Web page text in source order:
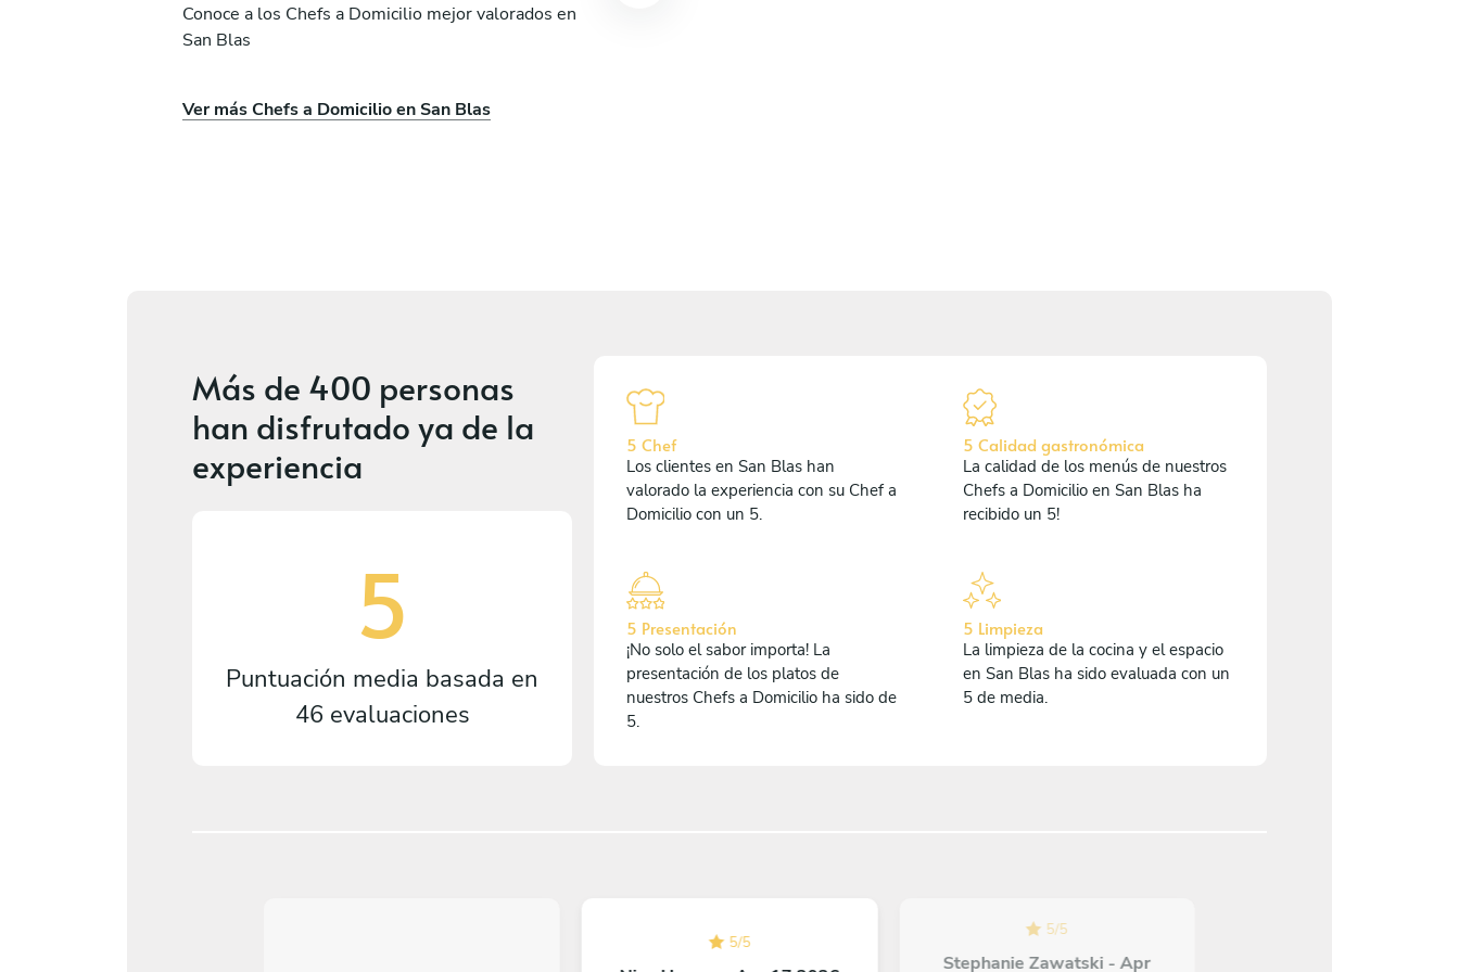
Conoce a los Chefs a Domicilio mejor valorados en
San Blas
Ver más Chefs a Domicilio en San Blas
Sayulita
Más de 400 personas
han disfrutado ya de la
experiencia
5
Puntuación media basada en
46 evaluaciones
5 Chef
Los clientes en San Blas han
valorado la experiencia con su Chef a
Domicilio con un 5.
5 Calidad gastronómica
La calidad de los menús de nuestros
Chefs a Domicilio en San Blas ha
recibido un 5!
5 Presentación
¡No solo el sabor importa! La
presentación de los platos de
nuestros Chefs a Domicilio ha sido de
5.
5 Limpieza
La limpieza de la cocina y el espacio
en San Blas ha sido evaluada con un
5 de media.
5/5
5/5
Stephanie Zawatski - Apr